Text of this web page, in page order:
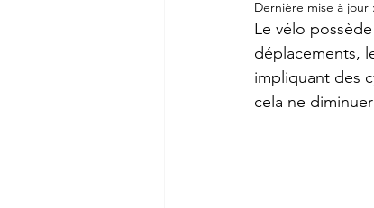
Dernière mise à jour :
Le vélo
déplacements,
impliquant des
cela ne